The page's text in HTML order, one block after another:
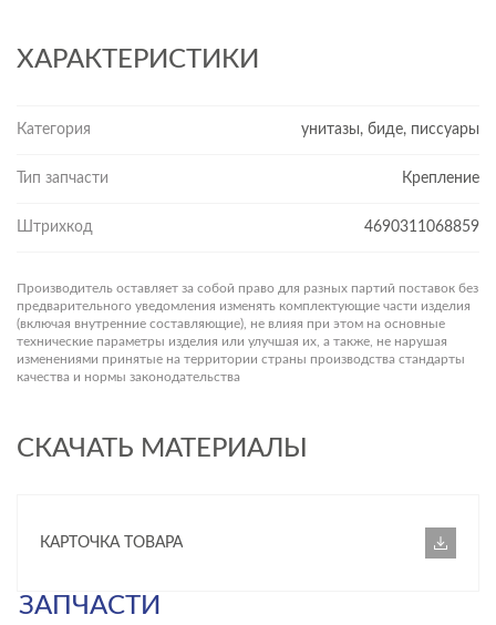
ХАРАКТЕРИСТИКИ
Категория унитазы, биде, писсуары
Тип запчасти Крепление
Штрихкод 4690311068859
Производитель оставляет за собой право для разных партий поставок без
предварительного уведомления изменять комплектующие части изделия
(включая внутренние составляющие), не влияя при этом на основные
технические параметры изделия или улучшая их, а также, не нарушая
изменениями принятые на территории страны производства стандарты
качества и нормы законодательства
СКАЧАТЬ МАТЕРИАЛЫ
КАРТОЧКА ТОВАРА
ЗАПЧАСТИ